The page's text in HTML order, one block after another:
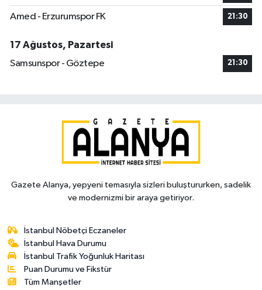
Amed - Erzurumspor FK 21:30
17 Ağustos, Pazartesi
Samsunspor - Göztepe
21:30
Gazete Alanya, yepyeni temasıyla sizleri buluştururken, sadelik
ve modernizmi bir araya getiriyor.
İstanbul Nöbetçi Eczaneler
İstanbul Hava Durumu
İstanbul Trafik Yoğunluk Haritası
Puan Durumu ve Fikstür
Tüm Manşetler